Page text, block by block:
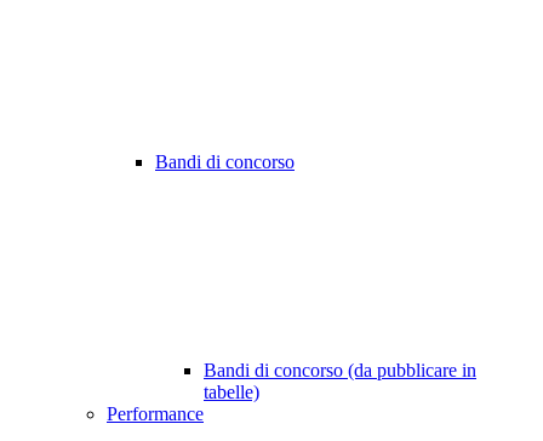
Bandi di concorso
Bandi di concorso (da pubblicare in
tabelle)
Performance